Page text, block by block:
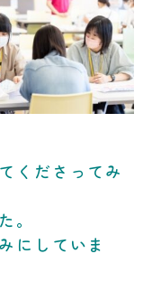
くださってみ
。
にしていま